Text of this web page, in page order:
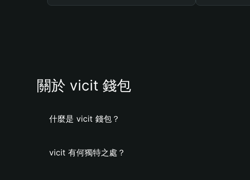
關於 vicit 錢包
什麼是 vicit 錢包？
vicit 有何獨特之處？